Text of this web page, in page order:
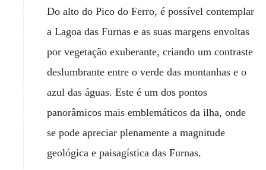
Do alto do Pico do Ferro, é possível contemplar
a Lagoa das Furnas e as suas margens envoltas
por vegetação exuberante, criando um contraste
deslumbrante entre o verde das montanhas e o
azul das águas. Este é um dos pontos
panorâmicos mais emblemáticos da ilha, onde
se pode apreciar plenamente a magnitude
geológica e paisagística das Furnas.